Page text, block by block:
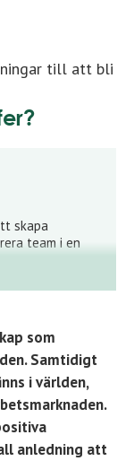
till att bli
skapa
team i en
i
hopp och
och
som
Samtidigt
i världen,
anledning att